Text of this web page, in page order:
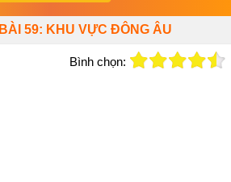
BÀI 59: KHU VỰC ĐÔNG ÂU
Bình chọn: